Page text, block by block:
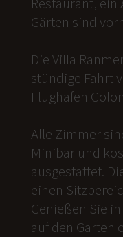
Gärten sind
Die Villa
stündige Fahrt
Flughafen
Alle Zimmer
Minibar und
ausgestattet.
einen
Genießen Sie
auf den Garten